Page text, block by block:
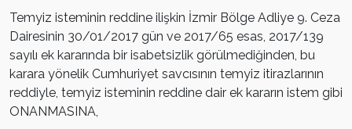
Temyiz isteminin reddine ilişkin İzmir Bölge Adliye 9. Ceza
Dairesinin 30/01/2017 gün ve 2017/65 esas, 2017/139
sayılı ek kararında bir isabetsizlik görülmediğinden, bu
karara yönelik Cumhuriyet savcısının temyiz itirazlarının
reddiyle, temyiz isteminin reddine dair ek kararın istem gibi
ONANMASINA,